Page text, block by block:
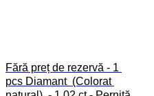
Fără preț de rezervă - 1
pcs Diamant  (Colorat